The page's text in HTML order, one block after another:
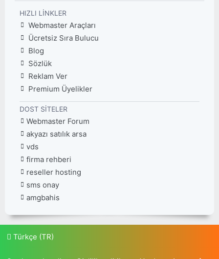
HIZLI LINKLER
Webmaster Araçları
Ücretsiz Sıra Bulucu
Blog
Sözlük
Reklam Ver
Premium Üyelikler
DOST SITELER
Webmaster Forum
akyazı satılık arsa
vds
firma rehberi
reseller hosting
sms onay
amgbahis
Türkçe (TR)